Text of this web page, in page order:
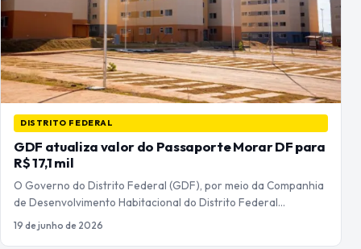
DISTRITO FEDERAL
GDF atualiza valor do Passaporte Morar DF para
R$ 17,1 mil
O Governo do Distrito Federal (GDF), por meio da Companhia
de Desenvolvimento Habitacional do Distrito Federal…
19 de junho de 2026